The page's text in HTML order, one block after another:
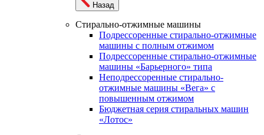
Назад
Стирально-отжимные машины
Подрессоренные стирально-отжимные
машины с полным отжимом
Подрессоренные стирально-отжимные
машины «Барьерного» типа
Неподрессоренные стирально-
отжимные машины «Вега» с
повышенным отжимом
Бюджетная серия стиральных машин
«Лотос»